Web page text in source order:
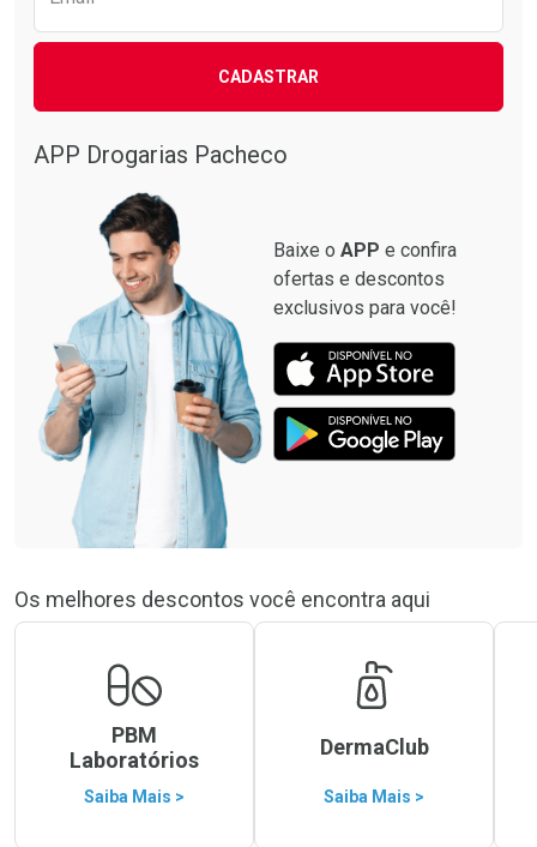
Comprar sem Desconto
Comprar sem Desconto
Por R$ 22,90/cada
CADASTRAR
APP Drogarias Pacheco
Baixe o APP e confira
ofertas e descontos
exclusivos para você!
Os melhores descontos você encontra aqui
PBM
Laboratórios
Saiba Mais >
DermaClub
Saiba Mais >